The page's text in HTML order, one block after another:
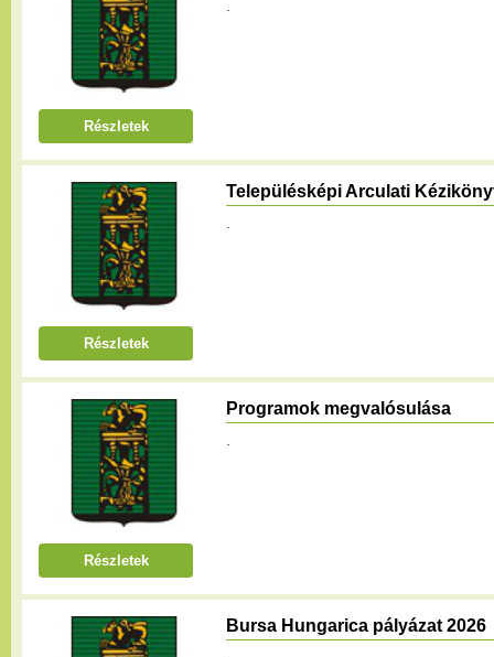
Részletek
Településképi Arculati
Részletek
Programok megvalósulása
Részletek
Bursa Hungarica pályázat 2026